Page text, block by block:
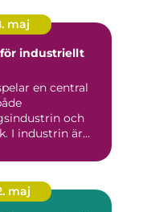
maj
industriellt
en central
och
I industrin är
maj